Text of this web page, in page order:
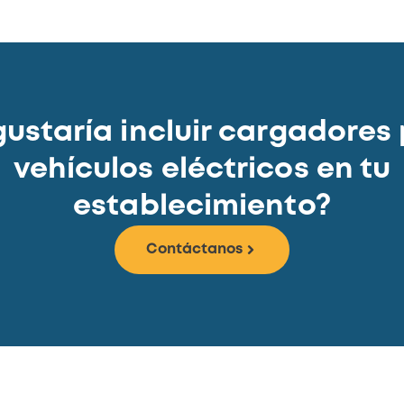
incluir cargadores
vehículos eléctricos en tu
establecimiento?
Contáctanos